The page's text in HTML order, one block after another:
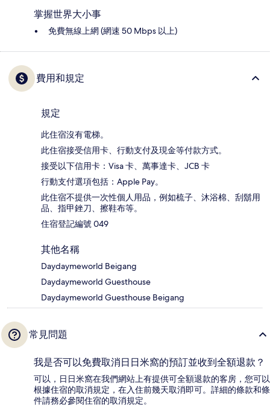
掌握世界大小事
免費無線上網 (網速 50 Mbps 以上)
費用和規定
規定
此住宿沒有電梯。
此住宿接受信用卡、行動支付及現金等付款方式。
接受以下信用卡：Visa 卡、萬事達卡、JCB 卡
行動支付選項包括：Apple Pay。
此住宿不提供一次性個人用品，例如梳子、沐浴棉、刮鬍用
品、指甲銼刀、擦鞋布等。
住宿登記編號 049
其他名稱
Daydaymeworld Beigang
Daydaymeworld Guesthouse
Daydaymeworld Guesthouse Beigang
常見問題
我是否可以免費取消日日米窩的預訂並收到全額退款？
可以，日日米窩在我們網站上有提供可全額退款的客房，您可以
根據住宿的取消規定，在入住前幾天取消即可。詳細的條款和條
件請務必參閱住宿的取消規定。